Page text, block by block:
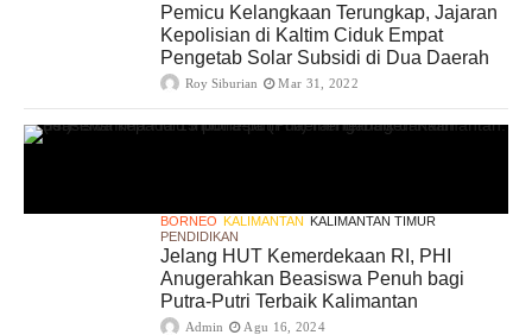
Pemicu Kelangkaan Terungkap, Jajaran
Kepolisian di Kaltim Ciduk Empat
Pengetab Solar Subsidi di Dua Daerah
Roy Siburian Mar 31, 2022
BORNEO KALIMANTAN KALIMANTAN TIMUR
PENDIDIKAN
Jelang HUT Kemerdekaan RI, PHI
Anugerahkan Beasiswa Penuh bagi
Putra-Putri Terbaik Kalimantan
Admin Agu 16, 2024